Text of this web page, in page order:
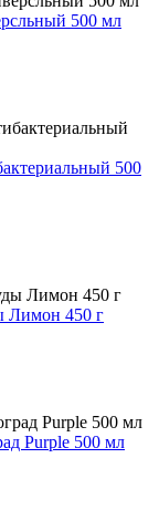
500 мл
500
Лимон 450 г
Purple 500 мл